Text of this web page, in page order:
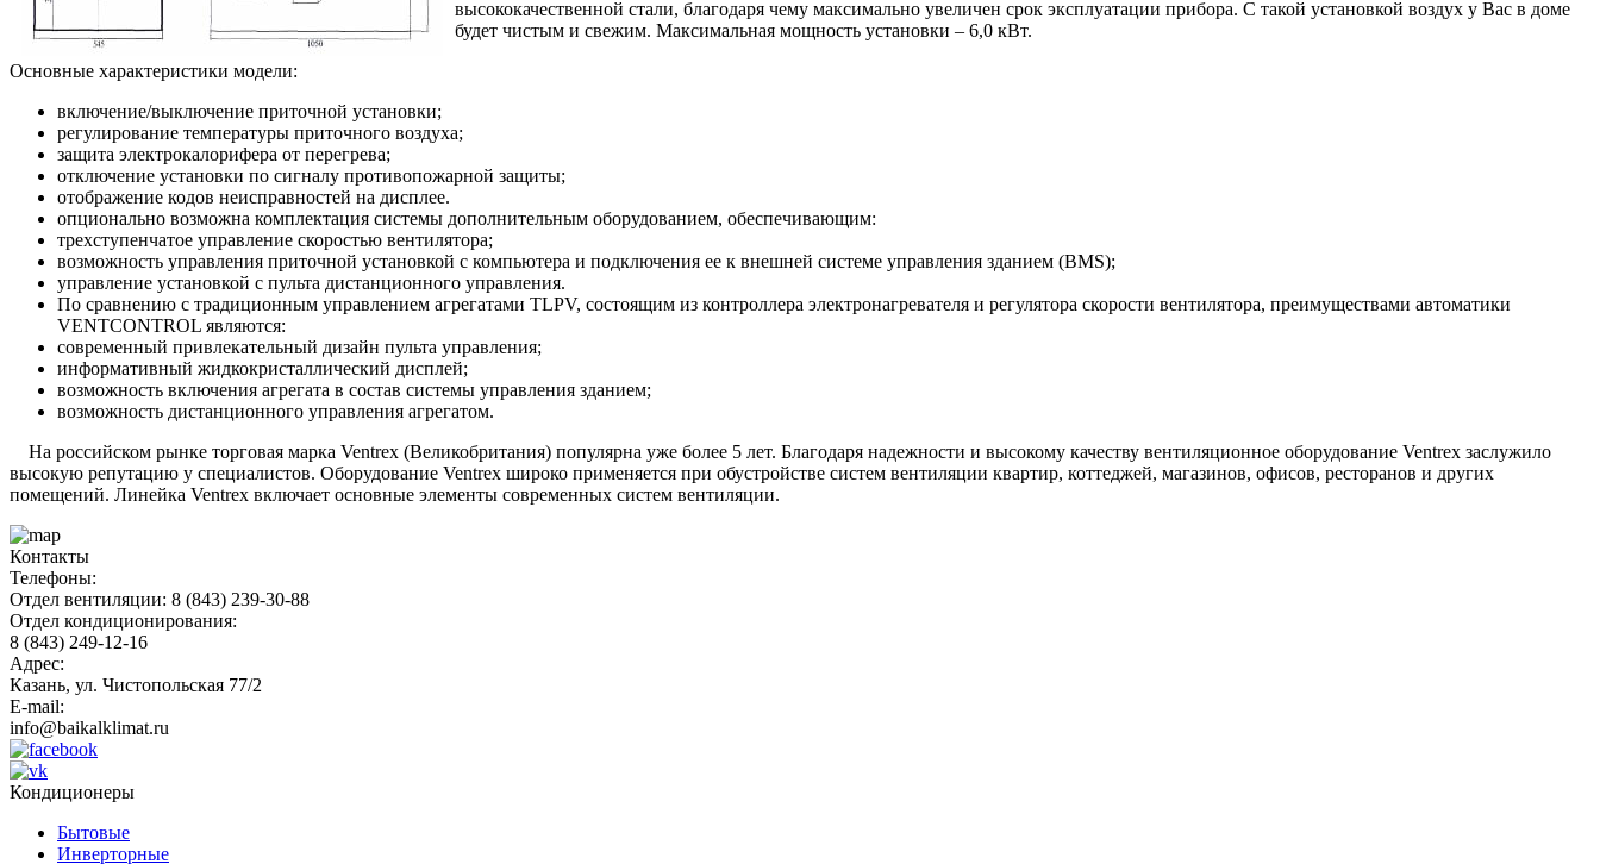
высококачественной стали, благодаря чему максимально увеличен срок эксплуатации прибора. С такой установкой воздух у Вас в доме
будет чистым и свежим. Максимальная мощность установки – 6,0 кВт.
Основные характеристики модели:
включение/выключение приточной установки;
регулирование температуры приточного воздуха;
защита электрокалорифера от перегрева;
отключение установки по сигналу противопожарной защиты;
отображение кодов неисправностей на дисплее.
опционально возможна комплектация системы дополнительным оборудованием, обеспечивающим:
трехступенчатое управление скоростью вентилятора;
возможность управления приточной установкой с компьютера и подключения ее к внешней системе управления зданием (BMS);
управление установкой с пульта дистанционного управления.
По сравнению с традиционным управлением агрегатами TLPV, состоящим из контроллера электронагревателя и регулятора скорости вентилятора, преимуществами автоматики
VENTCONTROL являются:
современный привлекательный дизайн пульта управления;
информативный жидкокристаллический дисплей;
возможность включения агрегата в состав системы управления зданием;
возможность дистанционного управления агрегатом.
На российском рынке торговая марка Ventrex (Великобритания) популярна уже более 5 лет. Благодаря надежности и высокому качеству вентиляционное оборудование Ventrex заслужило
высокую репутацию у специалистов. Оборудование Ventrex широко применяется при обустройстве систем вентиляции квартир, коттеджей, магазинов, офисов, ресторанов и других
помещений. Линейка Ventrex включает основные элементы современных систем вентиляции.
Контакты
Телефоны:
Отдел вентиляции: 8 (843) 239-30-88
Отдел кондиционирования:
8 (843) 249-12-16
Адрес:
Казань, ул. Чистопольская 77/2
E-mail:
info@baikalklimat.ru
Кондиционеры
Бытовые
Инверторные